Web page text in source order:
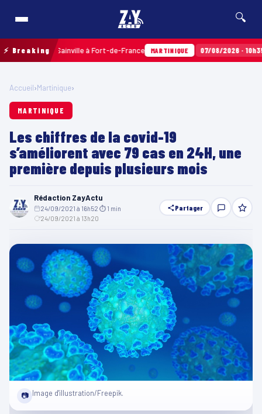
🔍
⚡ Breaking
Terres Sainville à Fort-de-France MARTINIQUE 07/08/2026 · 10h35
Accueil›Martinique›
MARTINIQUE
Les chiffres de la covid-19
s’améliorent avec 79 cas en 24H, une
première depuis plusieurs mois
Rédaction ZayActu
24/09/2021 à 16h52 ⏱ 1 min
24/09/2021 à 13h20
Partager
📷 Image d'illustration/Freepik.